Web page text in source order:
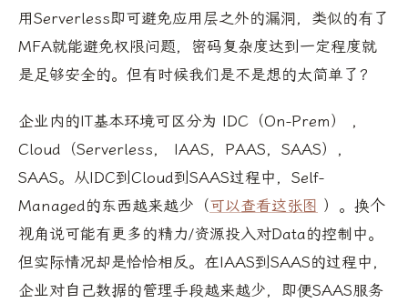
用Serverless即可避免应用层之外的漏洞，类似的有了
MFA就能避免权限问题，密码复杂度达到一定程度就
是足够安全的。但有时候我们是不是想的太简单了？
企业内的IT基本环境可区分为 IDC（On-Prem） ,
Cloud（Serverless， IAAS，PAAS，SAAS）,
SAAS。从IDC到Cloud到SAAS过程中，Self-
Managed的东西越来越少（可以查看这张图 ）。换个
视角说可能有更多的精力/资源投入对Data的控制中。
但实际情况却是恰恰相反。在IAAS到SAAS的过程中，
企业对自己数据的管理手段越来越少，即便SAAS服务